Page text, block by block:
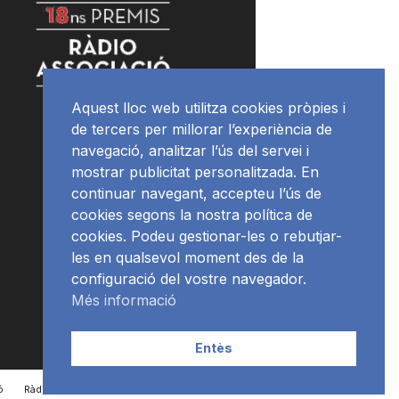
RàdioNews
Aquest lloc web utilitza cookies pròpies i
de tercers per millorar l’experiència de
navegació, analitzar l’ús del servei i
mostrar publicitat personalitzada. En
continuar navegant, accepteu l’ús de
cookies segons la nostra política de
cookies. Podeu gestionar-les o rebutjar-
les en qualsevol moment des de la
configuració del vostre navegador.
Més informació
Entès